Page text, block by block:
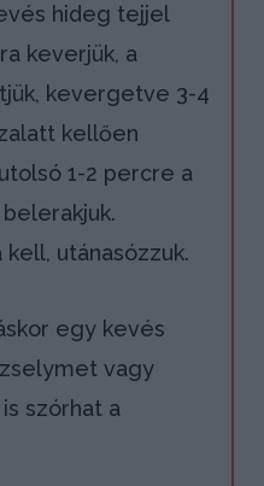
hideg tejjel
keverjük, a
kevergetve 3-4
kellően
1-2 percre a
utánasózzuk.
egy kevés
vagy
szórhat a